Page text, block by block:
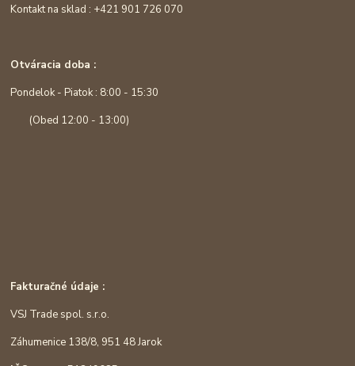
Kontakt na sklad : +421 901 726 070
Otváracia doba :
Pondelok - Piatok : 8:00 - 15:30
(Obed 12:00 - 13:00)
Fakturačné údaje :
VSJ Trade spol. s.r.o.
Záhumenice 138/8, 951 48 Jarok